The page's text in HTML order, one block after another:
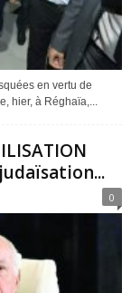
en vertu de
hier, à Réghaïa,...
0